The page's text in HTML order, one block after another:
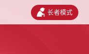
长者模式